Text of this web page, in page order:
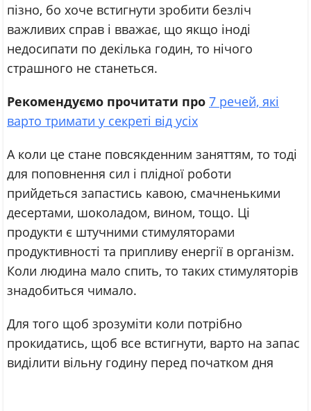
пізно, бо хоче встигнути зробити безліч
важливих справ і вважає, що якщо іноді
недосипати по декілька годин, то нічого
страшного не станеться.
Рекомендуємо прочитати про 7 речей, які
варто тримати у секреті від усіх
А коли це стане повсякденним заняттям, то тоді
для поповнення сил і плідної роботи
прийдеться запастись кавою, смачненькими
десертами, шоколадом, вином, тощо. Ці
продукти є штучними стимуляторами
продуктивності та припливу енергії в організм.
Коли людина мало спить, то таких стимуляторів
знадобиться чимало.
Для того щоб зрозуміти коли потрібно
прокидатись, щоб все встигнути, варто на запас
виділити вільну годину перед початком дня